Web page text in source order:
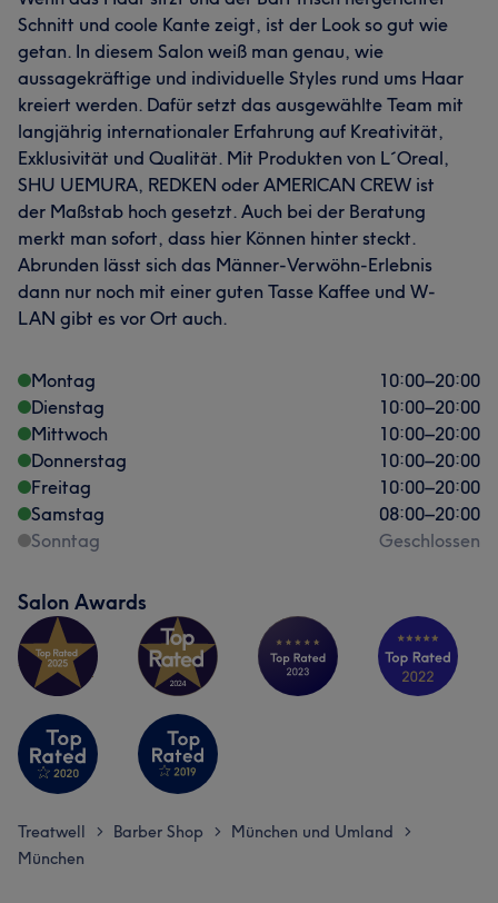
Schnitt und coole Kante zeigt, ist der Look so gut wie
getan. In diesem Salon weiß man genau, wie
aussagekräftige und individuelle Styles rund ums Haar
kreiert werden. Dafür setzt das ausgewählte Team mit
langjährig internationaler Erfahrung auf Kreativität,
Exklusivität und Qualität. Mit Produkten von L´Oreal,
SHU UEMURA, REDKEN oder AMERICAN CREW ist
der Maßstab hoch gesetzt. Auch bei der Beratung
merkt man sofort, dass hier Können hinter steckt.
Abrunden lässt sich das Männer-Verwöhn-Erlebnis
dann nur noch mit einer guten Tasse Kaffee und W-
LAN gibt es vor Ort auch.
Montag 10:00–20:00
Dienstag
10:00–20:00
Mittwoch
10:00–20:00
Donnerstag
10:00–20:00
Freitag
10:00–20:00
Samstag
08:00–20:00
Sonntag
Geschlossen
Salon Awards
Treatwell > Barber Shop > München und Umland >
München